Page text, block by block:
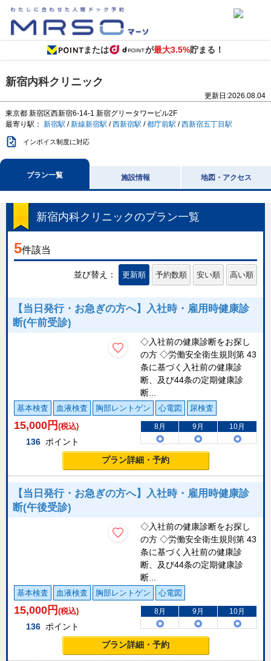
または が最大3.5%貯まる！
新宿内科クリニック
更新日:2026.08.04
東京都 新宿区西新宿6-14-1 新宿グリータワービル2F
最寄り駅： 新宿駅 /新線新宿駅 /西新宿駅 /都庁前駅 /西新宿五丁目駅
インボイス制度に対応
プラン一覧 施設情報 地図・アクセス
新宿内科クリニックのプラン一覧
5件該当
並び替え： 更新順 予約数順 安い順 高い順
【当日発行・お急ぎの方へ】入社時・雇用時健康診
断(午前受診)
◇入社前の健康診断をお探し
の方 ◇労働安全衛生規則第 43
条に基づく入社前の健康診
断、及び44条の定期健康診
断...
基本検査 血液検査 胸部レントゲン 心電図 尿検査
15,000 円 (税込)
136 ポイント
8月 9月 10月
プラン詳細・予約
【当日発行・お急ぎの方へ】入社時・雇用時健康診
断(午後受診)
◇入社前の健康診断をお探し
の方 ◇労働安全衛生規則第 43
条に基づく入社前の健康診
断、及び44条の定期健康診
断...
基本検査 血液検査 胸部レントゲン 心電図
15,000 円 (税込)
136 ポイント
8月 9月 10月
プラン詳細・予約